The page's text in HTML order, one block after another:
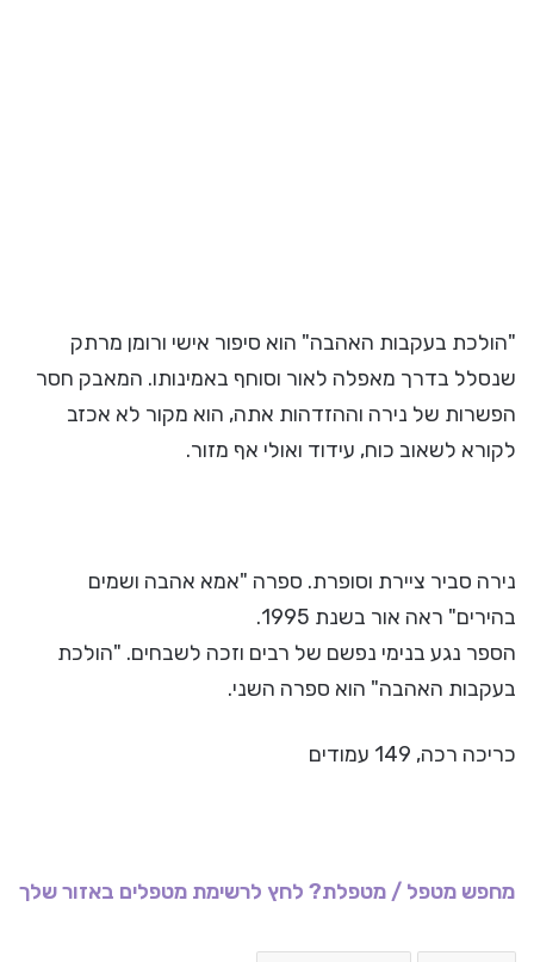
"הולכת בעקבות האהבה" הוא סיפור אישי ורומן מרתק
שנסלל בדרך מאפלה לאור וסוחף באמינותו. המאבק חסר
הפשרות של נירה וההזדהות אתה, הוא מקור לא אכזב
לקורא לשאוב כוח, עידוד ואולי אף מזור.
נירה סביר ציירת וסופרת. ספרה "אמא אהבה ושמים
בהירים" ראה אור בשנת 1995.
הספר נגע בנימי נפשם של רבים וזכה לשבחים. "הולכת
בעקבות האהבה" הוא ספרה השני.
כריכה רכה, 149 עמודים
מחפש מטפל / מטפלת? לחץ לרשימת מטפלים באזור שלך